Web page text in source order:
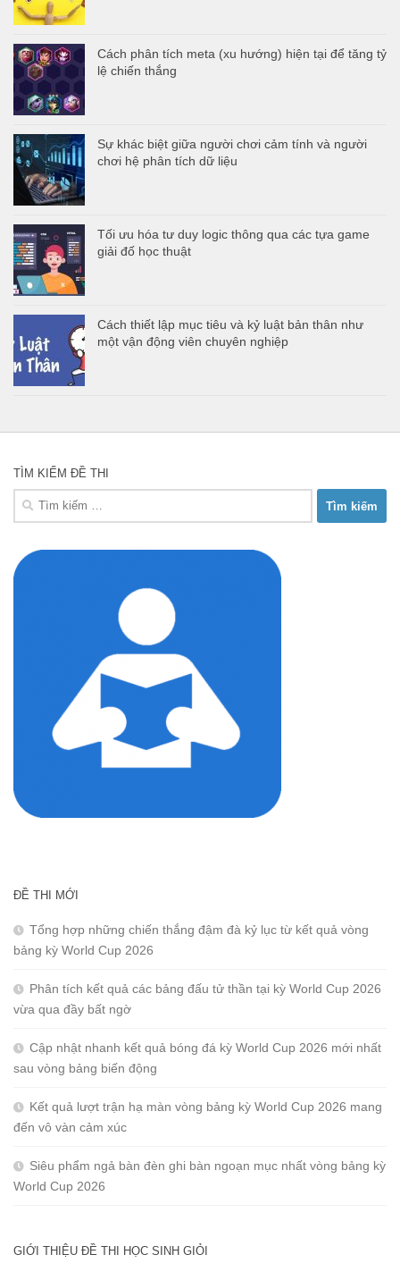
Cách phân tích meta (xu hướng) hiện tại để tăng tỷ
lệ chiến thắng
Sự khác biệt giữa người chơi cảm tính và người
chơi hệ phân tích dữ liệu
Tối ưu hóa tư duy logic thông qua các tựa game
giải đố học thuật
Cách thiết lập mục tiêu và kỷ luật bản thân như
một vận động viên chuyên nghiệp
TÌM KIẾM ĐỀ THI
Tìm
kiếm
ĐỀ THI MỚI
Tổng hợp những chiến thắng đậm đà kỷ lục từ kết quả vòng
bảng kỳ World Cup 2026
Phân tích kết quả các bảng đấu tử thần tại kỳ World Cup 2026
vừa qua đầy bất ngờ
Cập nhật nhanh kết quả bóng đá kỳ World Cup 2026 mới nhất
sau vòng bảng biến động
Kết quả lượt trận hạ màn vòng bảng kỳ World Cup 2026 mang
đến vô vàn cảm xúc
Siêu phẩm ngả bàn đèn ghi bàn ngoạn mục nhất vòng bảng kỳ
World Cup 2026
GIỚI THIỆU ĐỀ THI HỌC SINH GIỎI